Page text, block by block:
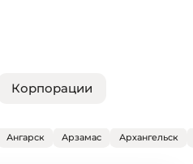
Корпорации
Ангарск Арзамас Архангельск